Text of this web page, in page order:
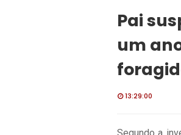
Pai
um
13:29:00